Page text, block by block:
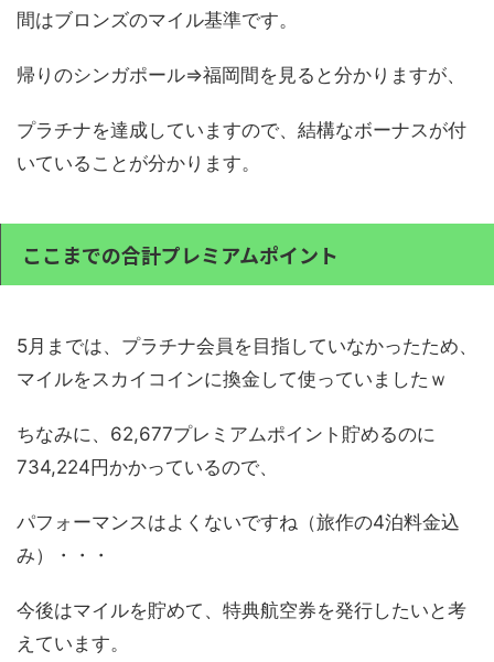
間はブロンズのマイル基準です。
帰りのシンガポール⇒福岡間を見ると分かりますが、
プラチナを達成していますので、結構なボーナスが付
いていることが分かります。
ここまでの合計プレミアムポイント
5月までは、プラチナ会員を目指していなかったため、
マイルをスカイコインに換金して使っていましたｗ
ちなみに、62,677プレミアムポイント貯めるのに
734,224円かかっているので、
パフォーマンスはよくないですね（旅作の4泊料金込
み）・・・
今後はマイルを貯めて、特典航空券を発行したいと考
えています。